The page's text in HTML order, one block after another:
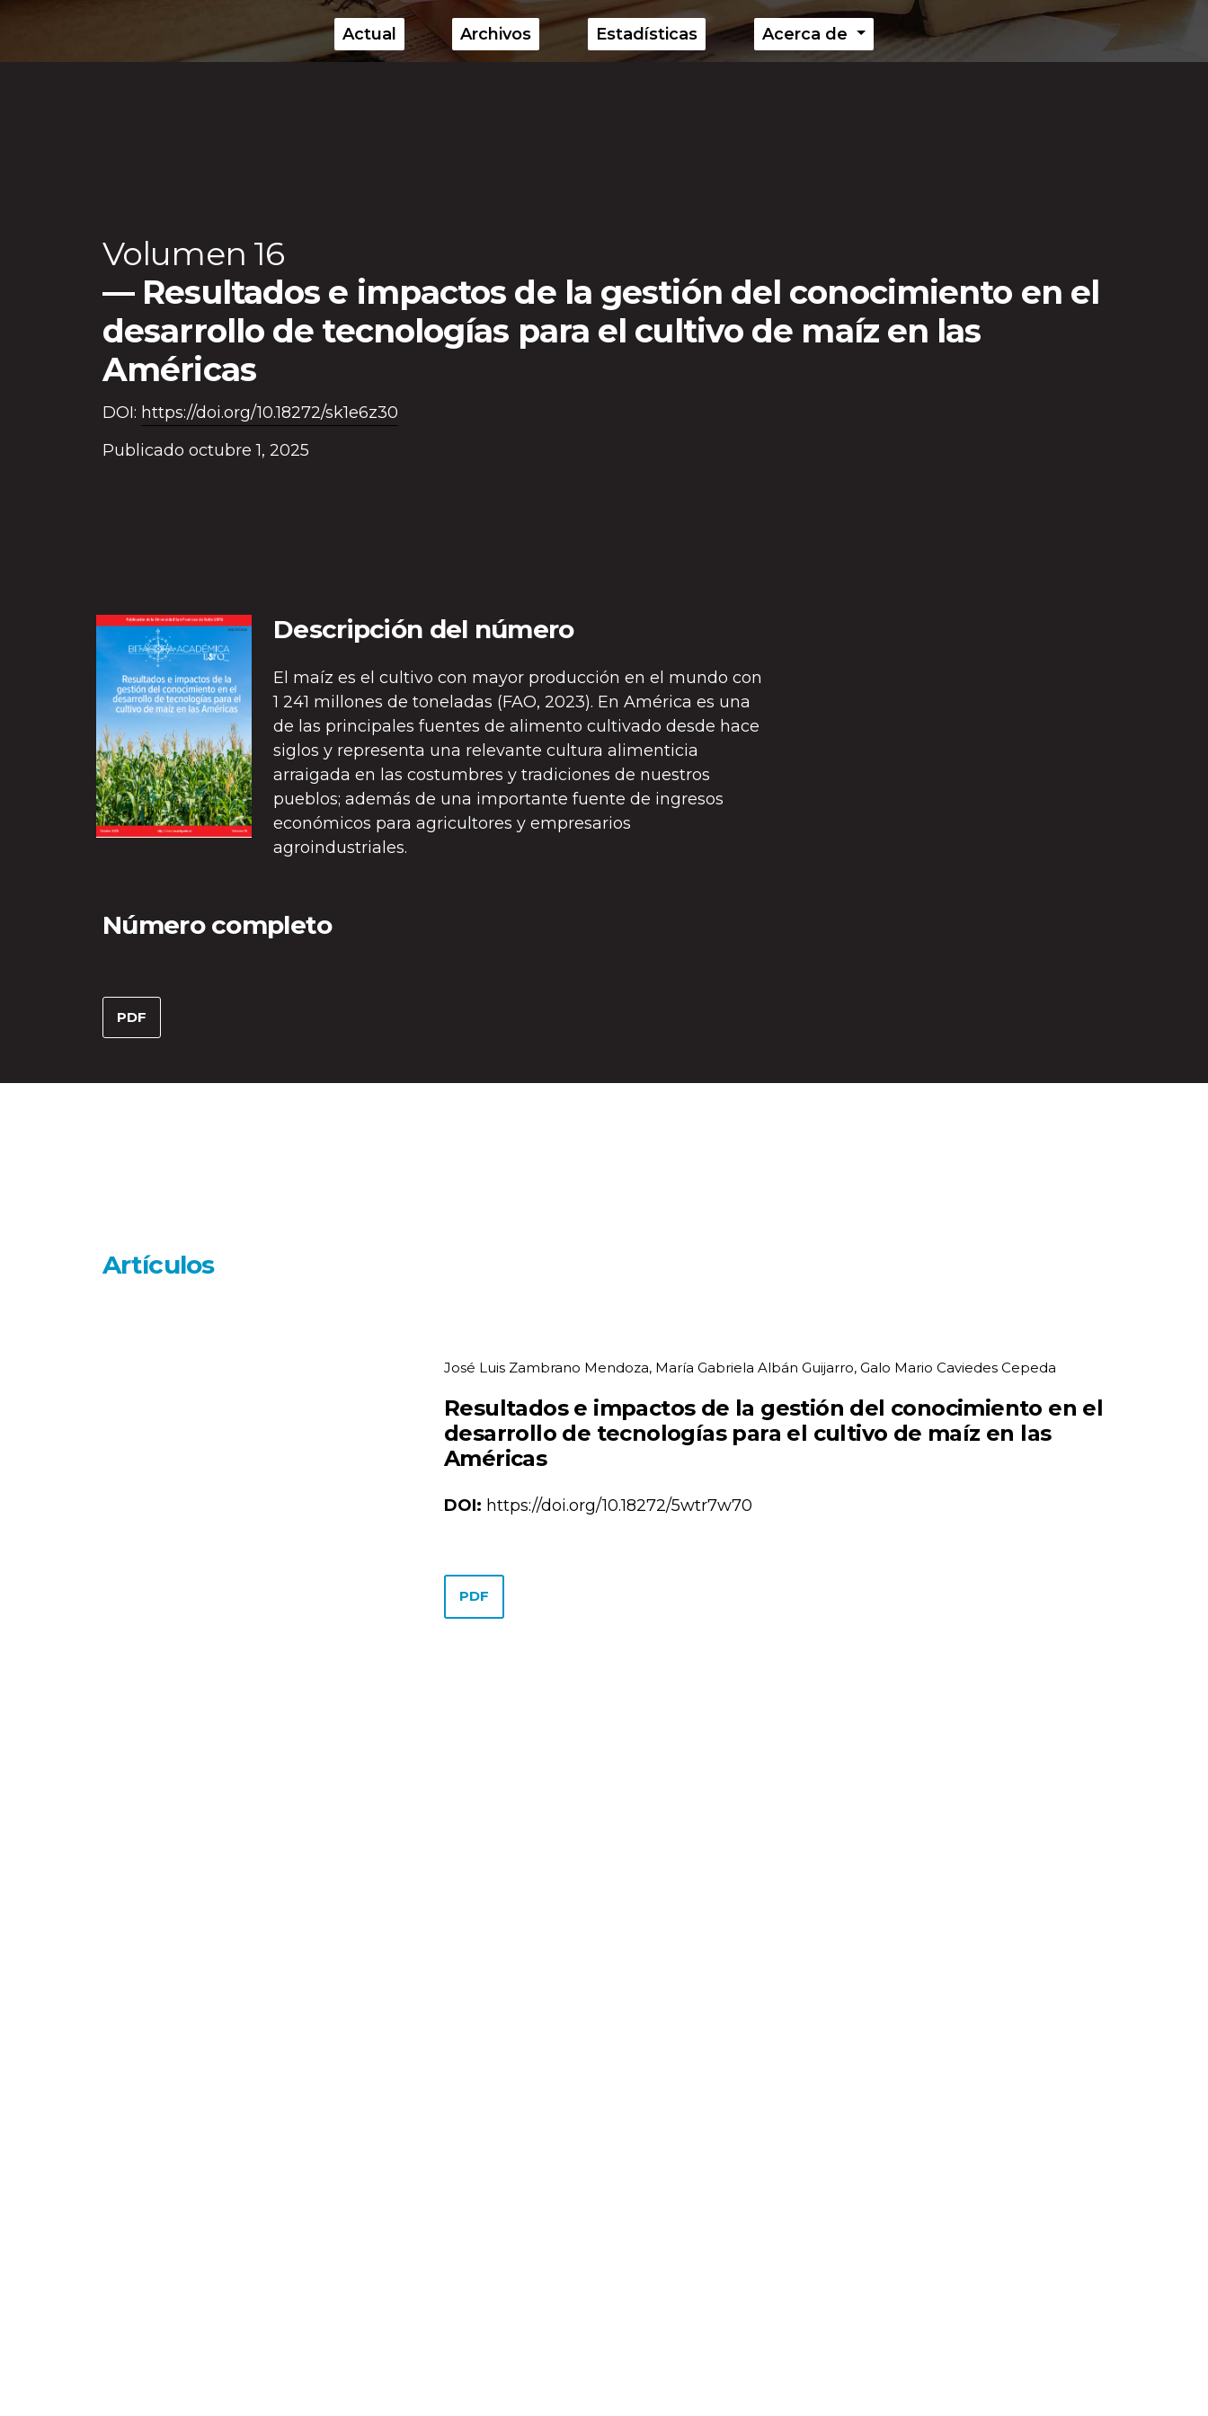
Menú principal
Actual Archivos Estadísticas Acerca de
Volumen 16
Resultados e impactos de la gestión del conocimiento en el
desarrollo de tecnologías para el cultivo de maíz en las
Américas
DOI: https://doi.org/10.18272/sk1e6z30
Publicado octubre 1, 2025
Descripción del número
El maíz es el cultivo con mayor producción en el mundo con
1 241 millones de toneladas (FAO, 2023). En América es una
de las principales fuentes de alimento cultivado desde hace
siglos y representa una relevante cultura alimenticia
arraigada en las costumbres y tradiciones de nuestros
pueblos; además de una importante fuente de ingresos
económicos para agricultores y empresarios
agroindustriales.
Número completo
PDF
Artículos
José Luis Zambrano Mendoza, María Gabriela Albán Guijarro, Galo Mario Caviedes Cepeda
Resultados e impactos de la gestión del conocimiento en el
desarrollo de tecnologías para el cultivo de maíz en las
Américas
DOI: https://doi.org/10.18272/5wtr7w70
PDF